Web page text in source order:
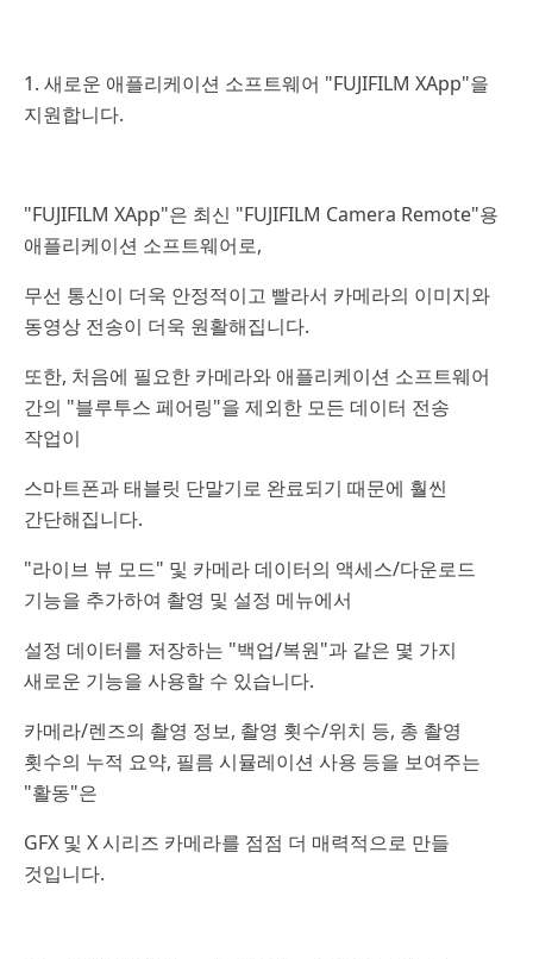
1. 새로운 애플리케이션 소프트웨어 "FUJIFILM XApp"을
지원합니다.
"FUJIFILM XApp"은 최신 "FUJIFILM Camera Remote"용
애플리케이션 소프트웨어로,
무선 통신이 더욱 안정적이고 빨라서 카메라의 이미지와
동영상 전송이 더욱 원활해집니다.
또한, 처음에 필요한 카메라와 애플리케이션 소프트웨어
간의 "블루투스 페어링"을 제외한 모든 데이터 전송
작업이
스마트폰과 태블릿 단말기로 완료되기 때문에 훨씬
간단해집니다.
"라이브 뷰 모드" 및 카메라 데이터의 액세스/다운로드
기능을 추가하여 촬영 및 설정 메뉴에서
설정 데이터를 저장하는 "백업/복원"과 같은 몇 가지
새로운 기능을 사용할 수 있습니다.
카메라/렌즈의 촬영 정보, 촬영 횟수/위치 등, 총 촬영
횟수의 누적 요약, 필름 시뮬레이션 사용 등을 보여주는
"활동"은
GFX 및 X 시리즈 카메라를 점점 더 매력적으로 만들
것입니다.